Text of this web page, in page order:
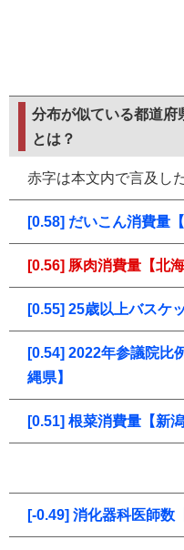
分布が似ている都道
とは？
赤字は本文内で言及し
[0.58] だいこん消費量【
[0.56] 豚肉消費量【北海
[0.55] 25歳以上バスケ
[0.54] 2022年参議院比
縄県】
[0.51] 根菜消費量【新潟
[-0.49] 消化器科医師数